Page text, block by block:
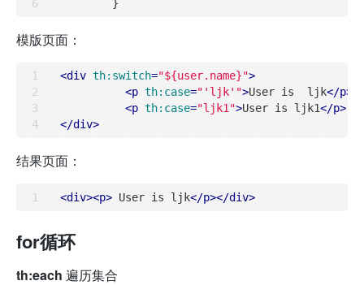
模版页面：
<div th:switch="${user.name}">
<p th:case="'ljk'">User is  ljk</p>
<p th:case="ljk1">User is ljk1</p>
</div>
结果页面：
<div><p> User is ljk</p></div>
for循环
th:each 遍历集合